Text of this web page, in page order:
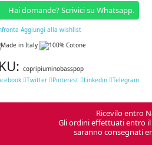
Hai domande? Scrivici su Whatsapp.
Aggiungi alla wishlist
copripiuminobasspop
Twitter Pinterest Linkedin Telegram
Ricevilo entro
Gli ordini effettuati entro il
saranno consegnati